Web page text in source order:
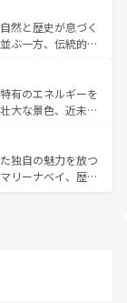
力を心ゆくまで味
韓国情報はコンテンツ一
の古い町並みやホ
、独特の雰囲気を
かさとおいしさで
ーヒーなどは、ぜ
もあたたかい人々
れられない旅にな
然と歴史が息づく
ぶ一方、伝統的な
マイなどの山岳地
トやクラビの美し
できる。タイ料理
にも異なる楽しみ
、仏教を中心とし
る旅人を魅了し続
有のエネルギーを
大な景色、近未来
スポットが密集し
魅力。息をのむよ
存分に楽しみ尽く
独自の魅力を放つ
リーナベイ、歴史
外せないスポット